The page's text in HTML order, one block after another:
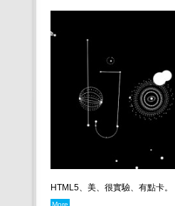
HTML5、美、很實驗、有點卡。
More